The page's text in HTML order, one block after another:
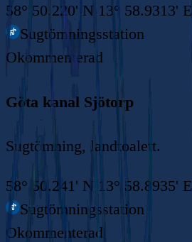
58° 50.220' N 13° 58.9313' E
Sugtömningsstation
Okommenterad
Göta kanal Sjötorp
Sugtömning, landtoalett.
58° 50.241' N 13° 58.8935' E
Sugtömningsstation
Okommenterad